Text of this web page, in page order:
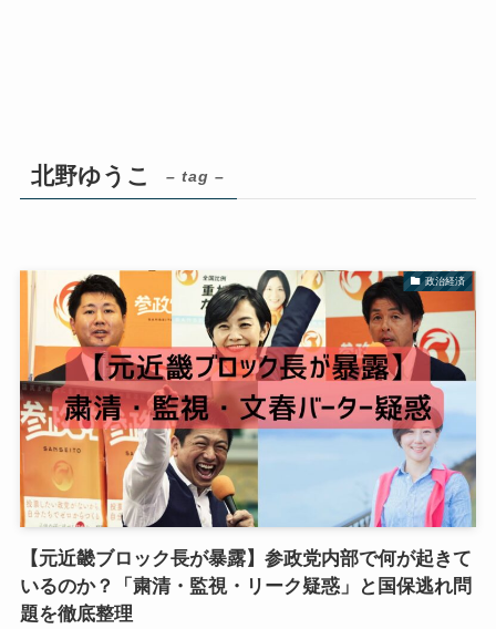
北野ゆうこ – tag –
政治経済
【元近畿ブロック長が暴露】参政党内部で何が起きて
いるのか？「粛清・監視・リーク疑惑」と国保逃れ問
題を徹底整理